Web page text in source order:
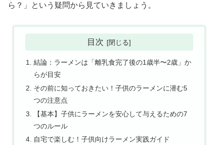
ら？」という疑問から見ていきましょう。
目次
結論：ラーメンは「離乳食完了後の1歳半〜2歳」か
らが目安
その前に知っておきたい！子供のラーメンに潜む5
つの注意点
【基本】子供にラーメンを安心して与えるための7
つのルール
自宅で楽しむ！子供向けラーメン実践ガイド